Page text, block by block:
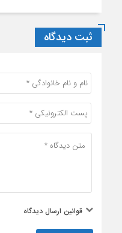
ثبت دیدگاه
قوانین ارسال دیدگاه